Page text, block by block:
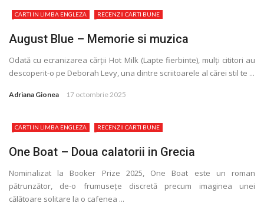
CARTI IN LIMBA ENGLEZA RECENZII CARTI BUNE
August Blue – Memorie si muzica
Odată cu ecranizarea cărții Hot Milk (Lapte fierbinte), mulți cititori au
descoperit-o pe Deborah Levy, una dintre scriitoarele al cărei stil te ...
Adriana Gionea 17 octombrie 2025
CARTI IN LIMBA ENGLEZA RECENZII CARTI BUNE
One Boat – Doua calatorii in Grecia
Nominalizat la Booker Prize 2025, One Boat este un roman
pătrunzător, de-o frumuseţe discretă precum imaginea unei
călătoare solitare la o cafenea ...